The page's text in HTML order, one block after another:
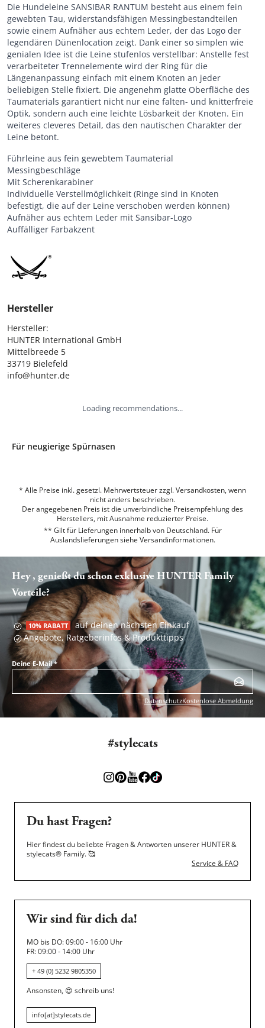
Die Hundeleine SANSIBAR RANTUM besteht aus einem fein
gewebten Tau, widerstandsfähigen Messingbestandteilen
sowie einem Aufnäher aus echtem Leder, der das Logo der
legendären Dünenlocation zeigt. Dank einer so simplen wie
genialen Idee ist die Leine stufenlos verstellbar: Anstelle fest
verarbeiteter Trennelemente wird der Ring für die
Längenanpassung einfach mit einem Knoten an jeder
beliebigen Stelle fixiert. Die angenehm glatte Oberfläche des
Taumaterials garantiert nicht nur eine falten- und knitterfreie
Optik, sondern auch eine leichte Lösbarkeit der Knoten. Ein
weiteres cleveres Detail, das den nautischen Charakter der
Leine betont.
Führleine aus fein gewebtem Taumaterial
Messingbeschläge
Mit Scherenkarabiner
Individuelle Verstellmöglichkeit (Ringe sind in Knoten
befestigt, die auf der Leine verschoben werden können)
Aufnäher aus echtem Leder mit Sansibar-Logo
Auffälliger Farbakzent
Hersteller
Hersteller:
HUNTER International GmbH
Mittelbreede 5
33719 Bielefeld
info@hunter.de
Loading recommendations...
Für neugierige Spürnasen
* Alle Preise inkl. gesetzl. Mehrwertsteuer zzgl. Versandkosten, wenn
nicht anders beschrieben.
Der angegebenen Preis ist die unverbindliche Preisempfehlung des
Herstellers, mit Ausnahme reduzierter Preise.
** Gilt für Lieferungen innerhalb von Deutschland. Für
Auslandslieferungen siehe Versandinformationen.
Hey , genießt du schon exklusive HUNTER Family
Vorteile?
10% RABATT auf deinen nächsten Einkauf
Angebote, Ratgeberinfos & Produkttipps
Deine E-Mail*
DatenschutzKostenlose Abmeldung
#stylecats
Du hast Fragen?
Hier findest du beliebte Fragen & Antworten unserer HUNTER &
stylecats® Family.🥰
Service & FAQ
Wir sind für dich da!
MO bis DO: 09:00 - 16:00 Uhr
FR: 09:00 - 14:00 Uhr
+ 49 (0) 5232 9805350
Ansonsten, 😍 schreib uns!
info[at]stylecats.de